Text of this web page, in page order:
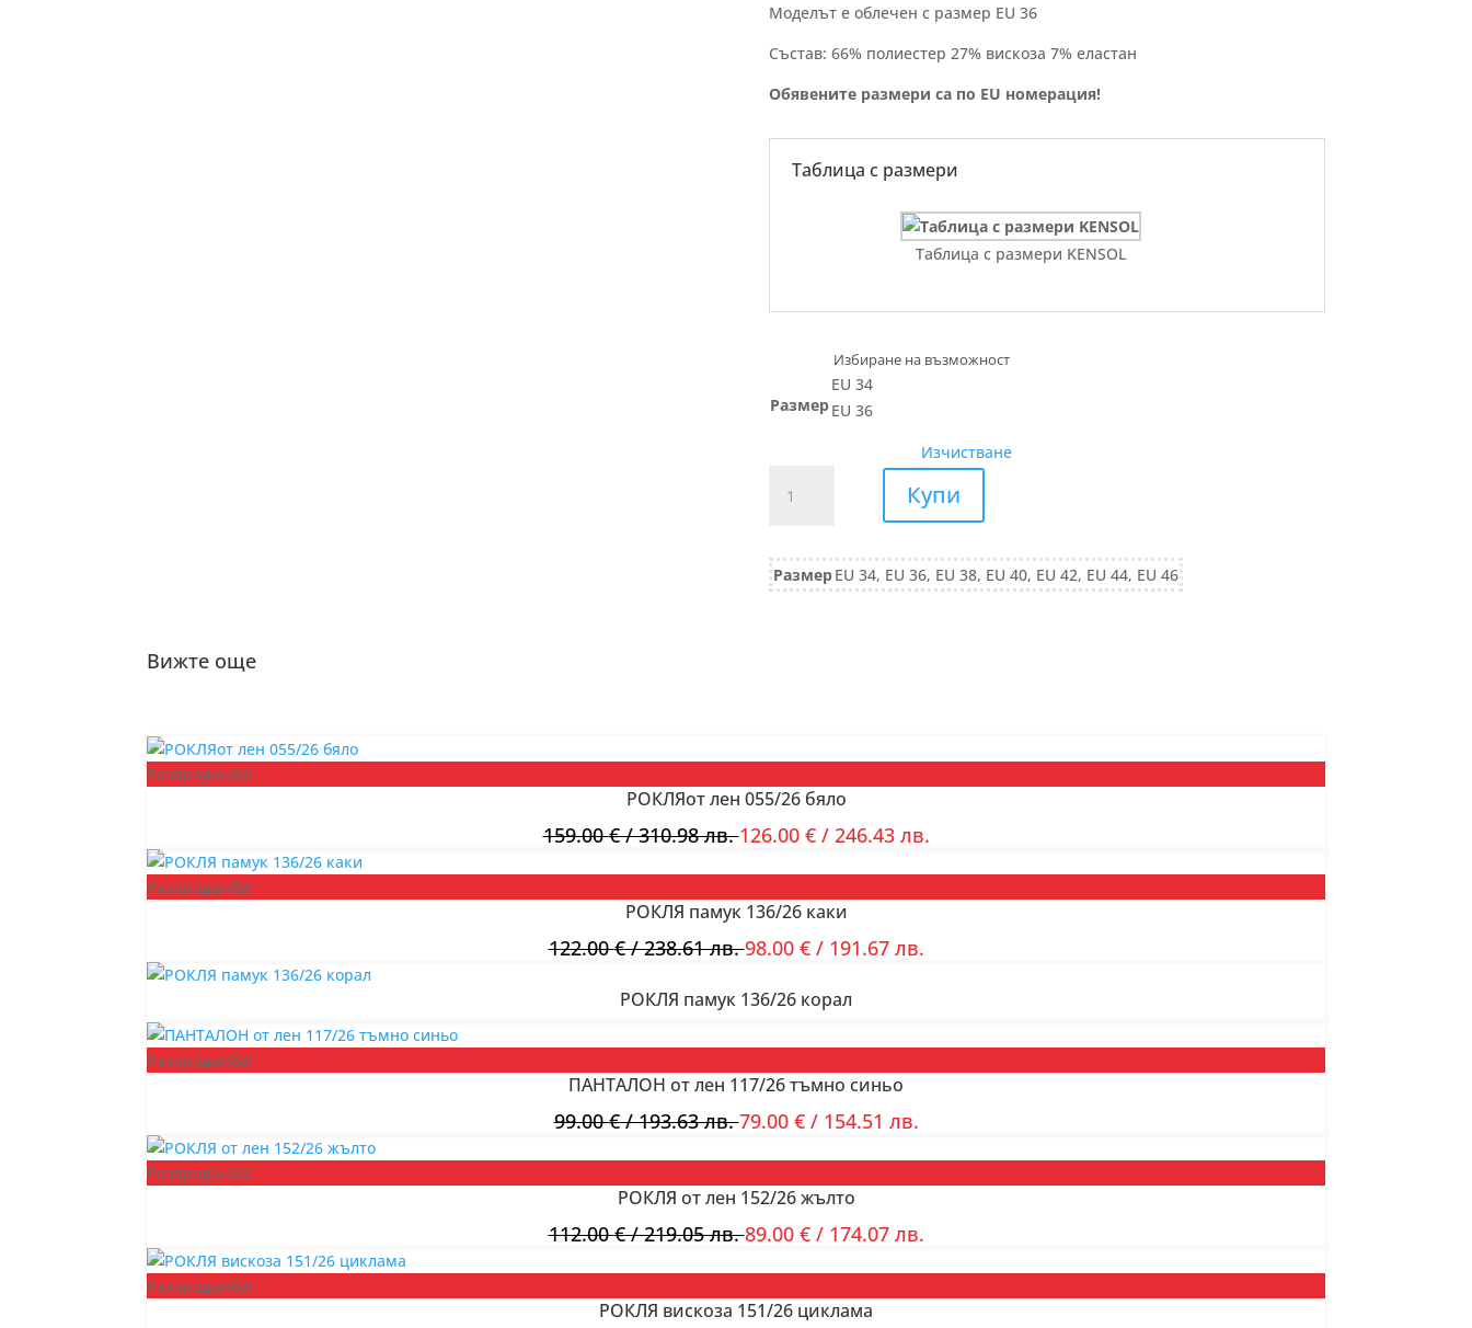
Моделът е облечен с размер EU 36
Състав: 66% полиестер 27% вискоза 7% еластан
Обявените размери са по EU номерация!
Таблица с размери
Таблица с размери KENSOL
Размер
EU 34
EU 36
Изчистване
мъжки
Купи
РазмерEU 34, EU 36, EU 38, EU 40, EU 42, EU 44, EU 46
Вижте още
Разпродажба!
РОКЛЯот лен 055/26 бяло
159.00€/ 310.98 лв.126.00 €/ 246.43 лв.
Разпродажба!
РОКЛЯ памук 136/26 каки
122.00€/ 238.61 лв.98.00 €/ 191.67 лв.
РОКЛЯ памук 136/26 корал
Разпродажба!
ПАНТАЛОН от лен 117/26 тъмно синьо
99.00€/ 193.63 лв.79.00 €/ 154.51 лв.
Разпродажба!
РОКЛЯ от лен 152/26 жълто
112.00€/ 219.05 лв.89.00 €/ 174.07 лв.
Разпродажба!
РОКЛЯ вискоза 151/26 циклама